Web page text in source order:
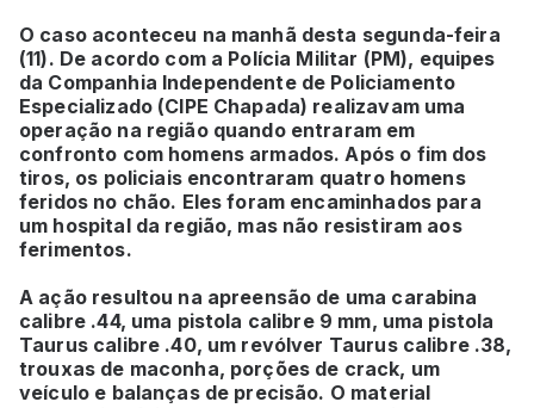
O caso aconteceu na manhã desta segunda-feira
(11). De acordo com a Polícia Militar (PM), equipes
da Companhia Independente de Policiamento
Especializado (CIPE Chapada) realizavam uma
operação na região quando entraram em
confronto com homens armados. Após o fim dos
tiros, os policiais encontraram quatro homens
feridos no chão. Eles foram encaminhados para
um hospital da região, mas não resistiram aos
ferimentos.
A ação resultou na apreensão de uma carabina
calibre .44, uma pistola calibre 9 mm, uma pistola
Taurus calibre .40, um revólver Taurus calibre .38,
trouxas de maconha, porções de crack, um
veículo e balanças de precisão. O material